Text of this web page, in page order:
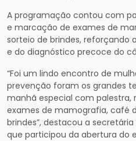
A programação contou com
e marcação de exames de
sorteio de brindes, reforçando
e do diagnóstico precoce do
“Foi um lindo encontro de
prevenção foram os grandes
manhã especial com palestra,
exames de mamografia, café
brindes”, destacou a secretária
que participou da abertura do